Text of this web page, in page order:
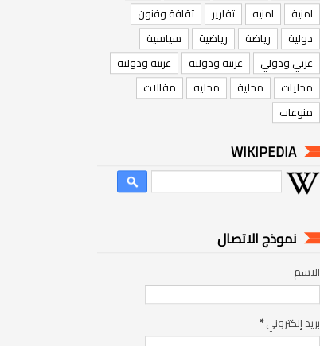
امنية
امنيه تقارير
ثقافة وفنون
دولية
رياضة رياضية
سياسية
عربي ودولي
عربية ودولية
عربيه ودولية
محليات
محلية محليه
مقالات
منوعات
WIKIPEDIA
نموذج الاتصال
الاسم
بريد إلكتروني*